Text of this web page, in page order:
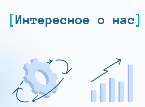
Интересное о нас